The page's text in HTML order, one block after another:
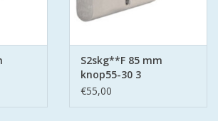
S2skg**F 85 mm
knop55-30 3
keersleutels
€55,00